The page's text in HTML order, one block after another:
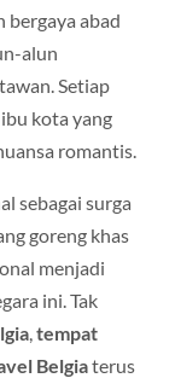
bergaya abad
alun
Setiap
kota yang
romantis.
sebagai surga
goreng khas
menjadi
ini. Tak
,tempat
Belgiaterus